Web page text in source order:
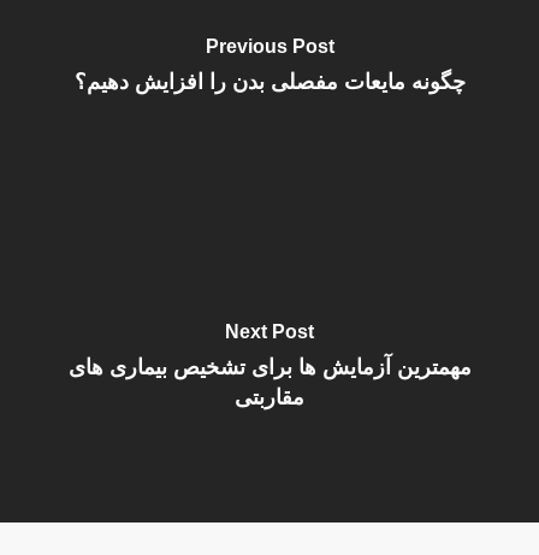
Previous Post
چگونه مایعات مفصلی بدن را افزایش دهیم؟
Next Post
مهمترین آزمایش ها برای تشخیص بیماری های
مقاربتی